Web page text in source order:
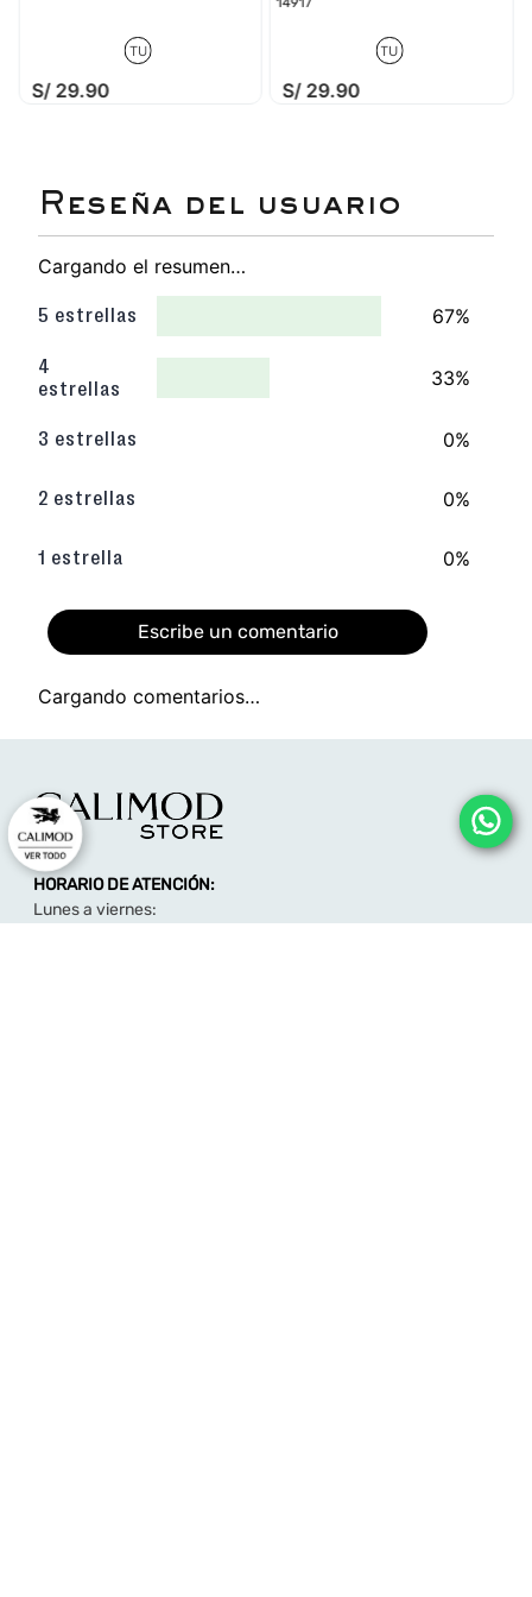
con el paso del tiempo.
TU
S/ 29.90
TU
S/ 29.90
Cargando el resumen…
5 estrellas 67%
4
estrellas
33%
3 estrellas 0%
2 estrellas 0%
1 estrella 0%
Escribe un comentario
Título
Califica el producto de 1 a 5 estrellas
★★★★★
Cargando comentarios…
HORARIO DE ATENCIÓN:
Lunes a viernes: